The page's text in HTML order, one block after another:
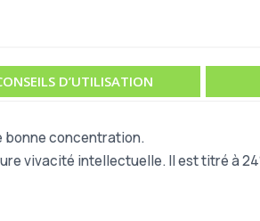
D’UTILISATION
bonne concentration.
vivacité intellectuelle. Il est titré à